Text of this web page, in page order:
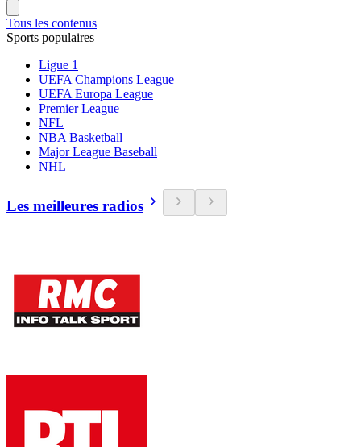
Tous les contenus
Sports populaires
Ligue 1
UEFA Champions League
UEFA Europa League
Premier League
NFL
NBA Basketball
Major League Baseball
NHL
Les meilleures radios